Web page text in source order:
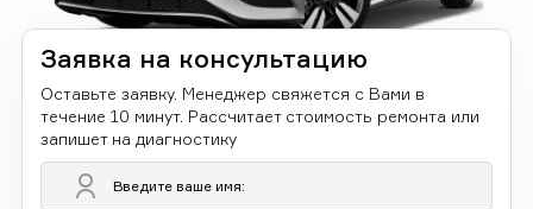
Заявка на консультацию
Оставьте заявку. Менеджер свяжется с Вами в
течение 10 минут. Рассчитает стоимость ремонта или
запишет на диагностику